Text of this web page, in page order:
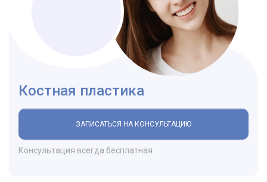
Костная пластика
ЗАПИСАТЬСЯ НА КОНСУЛЬТАЦИЮ
Консультация всегда бесплатная